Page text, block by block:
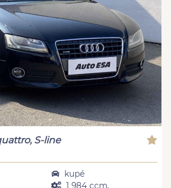
S-line
kupé
1 984 ccm,